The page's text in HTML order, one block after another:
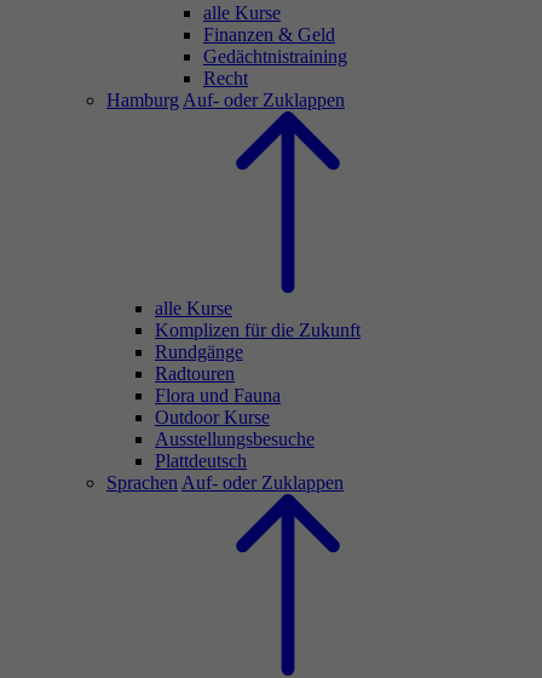
alle Kurse
Finanzen & Geld
Gedächtnistraining
Recht
Hamburg Auf- oder Zuklappen
alle Kurse
Komplizen für die Zukunft
Rundgänge
Radtouren
Flora und Fauna
Outdoor Kurse
Ausstellungsbesuche
Plattdeutsch
Sprachen Auf- oder Zuklappen